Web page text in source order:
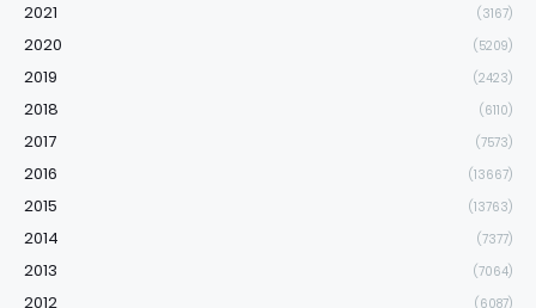
2021 (3167)
2020 (5209)
2019 (2423)
2018 (6110)
2017 (7573)
2016 (13667)
2015 (13763)
2014 (7377)
2013 (7064)
2012 (6087)